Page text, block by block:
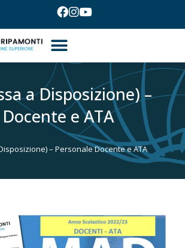
a Disposizione) –
e ATA
– Personale Docente e ATA